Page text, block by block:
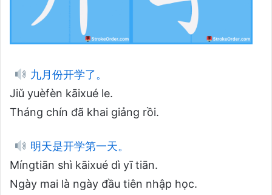
九月份开学了。
Jiǔ yuèfèn kāixué le.
Tháng chín đã khai giảng rồi.
明天是开学第一天。
Míngtiān shì kāixué dì yī tiān.
Ngày mai là ngày đầu tiên nhập học.